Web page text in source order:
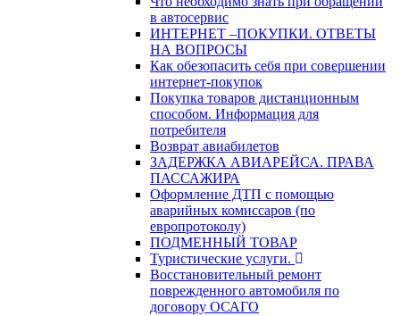
в автосервис
ИНТЕРНЕТ –ПОКУПКИ. ОТВЕТЫ
НА ВОПРОСЫ
Как обезопасить себя при совершении
интернет-покупок
Покупка товаров дистанционным
способом. Информация для
потребителя
Возврат авиабилетов
ЗАДЕРЖКА АВИАРЕЙСА. ПРАВА
ПАССАЖИРА
Оформление ДТП с помощью
аварийных комиссаров (по
европротоколу)
ПОДМЕННЫЙ ТОВАР
Туристические услуги.
Восстановительный ремонт
поврежденного автомобиля по
договору ОСАГО